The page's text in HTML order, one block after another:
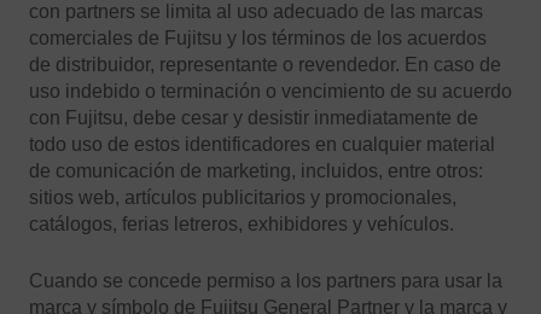
con partners se limita al uso adecuado de las marcas
comerciales de Fujitsu y los términos de los acuerdos
de distribuidor, representante o revendedor. En caso de
uso indebido o terminación o vencimiento de su acuerdo
con Fujitsu, debe cesar y desistir inmediatamente de
todo uso de estos identificadores en cualquier material
de comunicación de marketing, incluidos, entre otros:
sitios web, artículos publicitarios y promocionales,
catálogos, ferias letreros, exhibidores y vehículos.
Cuando se concede permiso a los partners para usar la
marca y símbolo de Fujitsu General Partner y la marca y